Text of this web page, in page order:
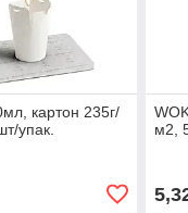
картон 235г/
упак.
м2,